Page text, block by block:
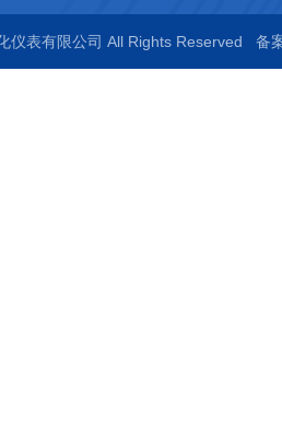
仪表有限公司 All Rights Reserved 备